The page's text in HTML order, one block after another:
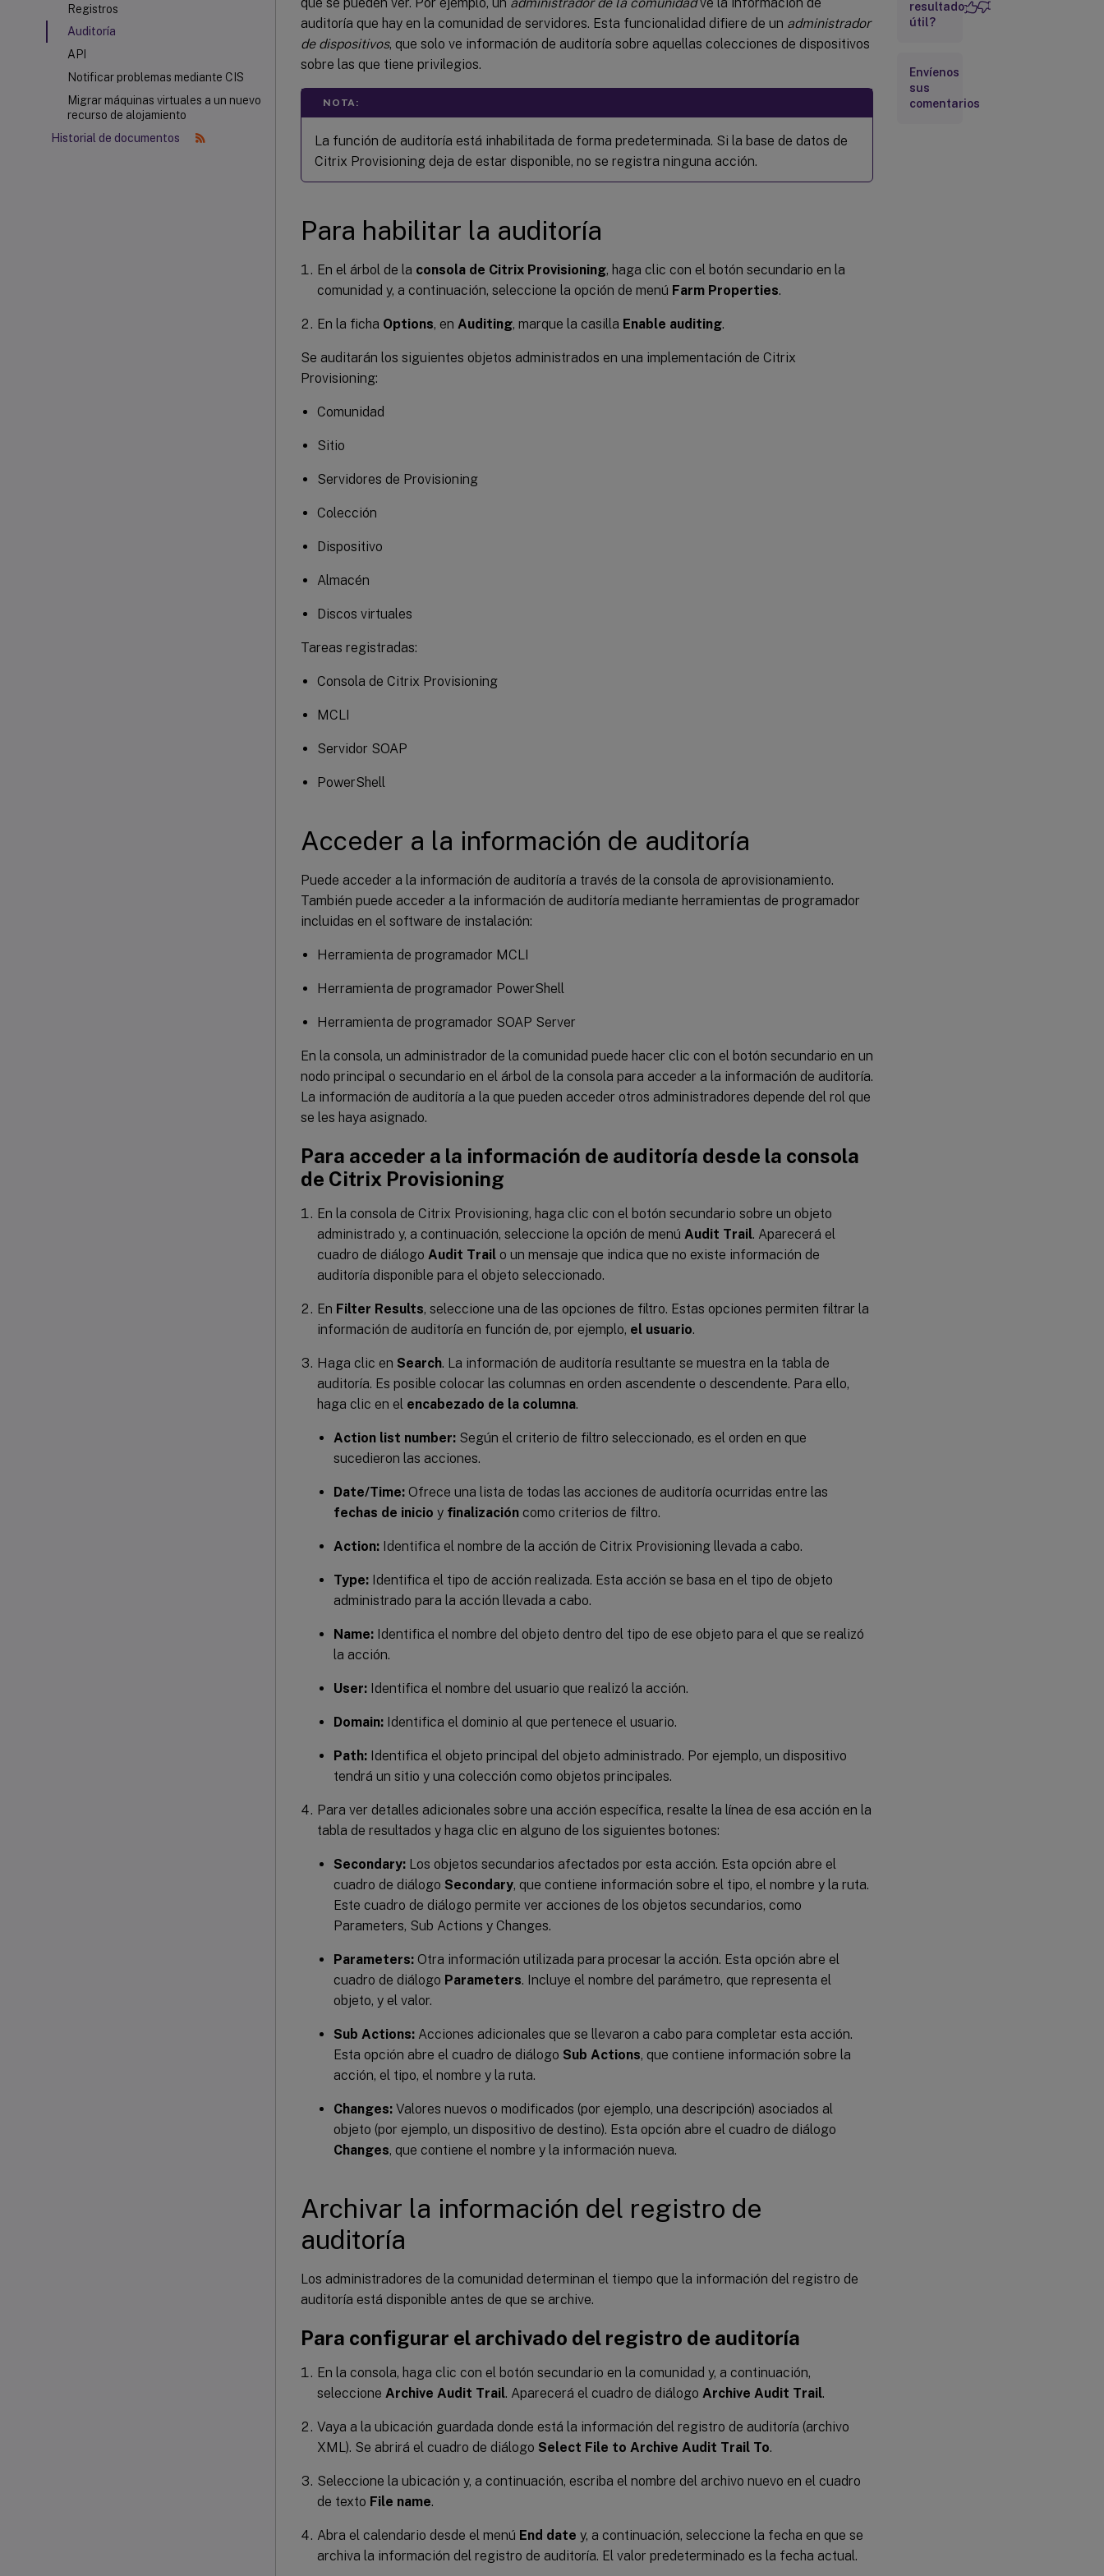
Registros
Auditoría
API
Notificar problemas mediante CIS
Migrar máquinas virtuales a un nuevo
recurso de alojamiento
Historial de documentos
auditoría que hay en la comunidad de servidores. Esta funcionalidad difiere de un administrador
de dispositivos, que solo ve información de auditoría sobre aquellas colecciones de dispositivos
sobre las que tiene privilegios.
NOTA:
La función de auditoría está inhabilitada de forma predeterminada. Si la base de datos de
Citrix Provisioning deja de estar disponible, no se registra ninguna acción.
Para habilitar la auditoría
En el árbol de la consola de Citrix Provisioning, haga clic con el botón secundario en la
comunidad y, a continuación, seleccione la opción de menú Farm Properties.
En la ficha Options, en Auditing, marque la casilla Enable auditing.
Se auditarán los siguientes objetos administrados en una implementación de Citrix
Provisioning:
Comunidad
Sitio
Servidores de Provisioning
Colección
Dispositivo
Almacén
Discos virtuales
Tareas registradas:
Consola de Citrix Provisioning
MCLI
Servidor SOAP
PowerShell
Acceder a la información de auditoría
Puede acceder a la información de auditoría a través de la consola de aprovisionamiento.
También puede acceder a la información de auditoría mediante herramientas de programador
incluidas en el software de instalación:
Herramienta de programador MCLI
Herramienta de programador PowerShell
Herramienta de programador SOAP Server
En la consola, un administrador de la comunidad puede hacer clic con el botón secundario en un
nodo principal o secundario en el árbol de la consola para acceder a la información de auditoría.
La información de auditoría a la que pueden acceder otros administradores depende del rol que
se les haya asignado.
Para acceder a la información de auditoría desde la consola
de Citrix Provisioning
En la consola de Citrix Provisioning, haga clic con el botón secundario sobre un objeto
administrado y, a continuación, seleccione la opción de menú Audit Trail. Aparecerá el
cuadro de diálogo Audit Trail o un mensaje que indica que no existe información de
auditoría disponible para el objeto seleccionado.
En Filter Results, seleccione una de las opciones de filtro. Estas opciones permiten filtrar la
información de auditoría en función de, por ejemplo, el usuario.
Haga clic en Search. La información de auditoría resultante se muestra en la tabla de
auditoría. Es posible colocar las columnas en orden ascendente o descendente. Para ello,
haga clic en el encabezado de la columna.
Action list number: Según el criterio de filtro seleccionado, es el orden en que
sucedieron las acciones.
Date/Time: Ofrece una lista de todas las acciones de auditoría ocurridas entre las
fechas de inicio y finalización como criterios de filtro.
Action: Identifica el nombre de la acción de Citrix Provisioning llevada a cabo.
Type: Identifica el tipo de acción realizada. Esta acción se basa en el tipo de objeto
administrado para la acción llevada a cabo.
Name: Identifica el nombre del objeto dentro del tipo de ese objeto para el que se realizó
la acción.
User: Identifica el nombre del usuario que realizó la acción.
Domain: Identifica el dominio al que pertenece el usuario.
Path: Identifica el objeto principal del objeto administrado. Por ejemplo, un dispositivo
tendrá un sitio y una colección como objetos principales.
Para ver detalles adicionales sobre una acción específica, resalte la línea de esa acción en la
tabla de resultados y haga clic en alguno de los siguientes botones:
Secondary: Los objetos secundarios afectados por esta acción. Esta opción abre el
cuadro de diálogo Secondary, que contiene información sobre el tipo, el nombre y la ruta.
Este cuadro de diálogo permite ver acciones de los objetos secundarios, como
Parameters, Sub Actions y Changes.
Parameters: Otra información utilizada para procesar la acción. Esta opción abre el
cuadro de diálogo Parameters. Incluye el nombre del parámetro, que representa el
objeto, y el valor.
Sub Actions: Acciones adicionales que se llevaron a cabo para completar esta acción.
Esta opción abre el cuadro de diálogo Sub Actions, que contiene información sobre la
acción, el tipo, el nombre y la ruta.
Changes: Valores nuevos o modificados (por ejemplo, una descripción) asociados al
objeto (por ejemplo, un dispositivo de destino). Esta opción abre el cuadro de diálogo
Changes, que contiene el nombre y la información nueva.
Archivar la información del registro de
auditoría
Los administradores de la comunidad determinan el tiempo que la información del registro de
auditoría está disponible antes de que se archive.
Para configurar el archivado del registro de auditoría
En la consola, haga clic con el botón secundario en la comunidad y, a continuación,
seleccione Archive Audit Trail. Aparecerá el cuadro de diálogo Archive Audit Trail.
Vaya a la ubicación guardada donde está la información del registro de auditoría (archivo
XML). Se abrirá el cuadro de diálogo Select File to Archive Audit Trail To.
Seleccione la ubicación y, a continuación, escriba el nombre del archivo nuevo en el cuadro
de texto File name.
Abra el calendario desde el menú End date y, a continuación, seleccione la fecha en que se
archiva la información del registro de auditoría. El valor predeterminado es la fecha actual.
Archivar la
información
resultado
útil?
Envíenos
sus
comentarios